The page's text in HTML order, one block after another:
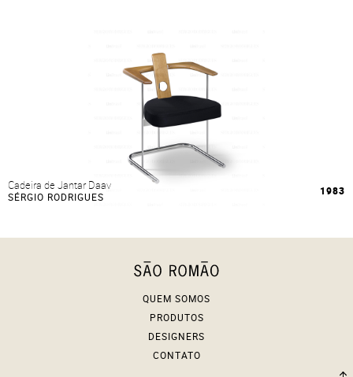
Cadeira de Jantar Daav
SÉRGIO RODRIGUES 1983
QUEM SOMOS
PRODUTOS
DESIGNERS
CONTATO